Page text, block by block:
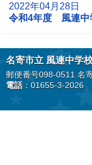
2022年04月28日
令和4年度 風連中
名寄市立 風連中学
郵便番号098-0511 名
電話：01655-3-2026